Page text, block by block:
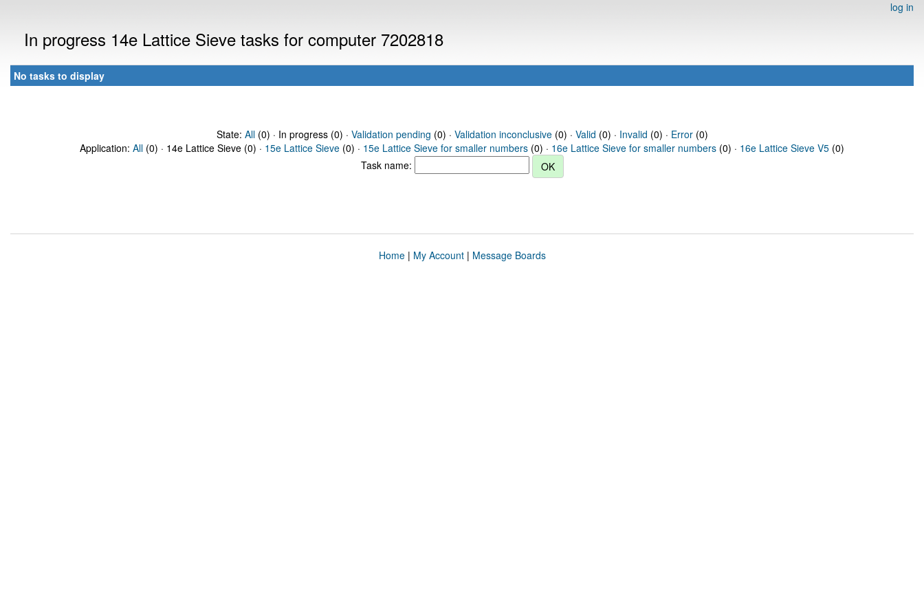
log in
In progress 14e Lattice Sieve tasks for computer 7202818
No tasks to display
State: All(0) · In progress (0) · Validation pending (0) · Validation inconclusive(0) · Valid (0) · Invalid (0) · Error(0)
Application: All (0) · 14e Lattice Sieve (0) · 15e Lattice Sieve (0) · 15e Lattice Sieve for smaller numbers (0) · 16e Lattice Sieve for smaller numbers (0) · 16e Lattice Sieve V5 (0)
Task name:
Home| My Account| Message Boards